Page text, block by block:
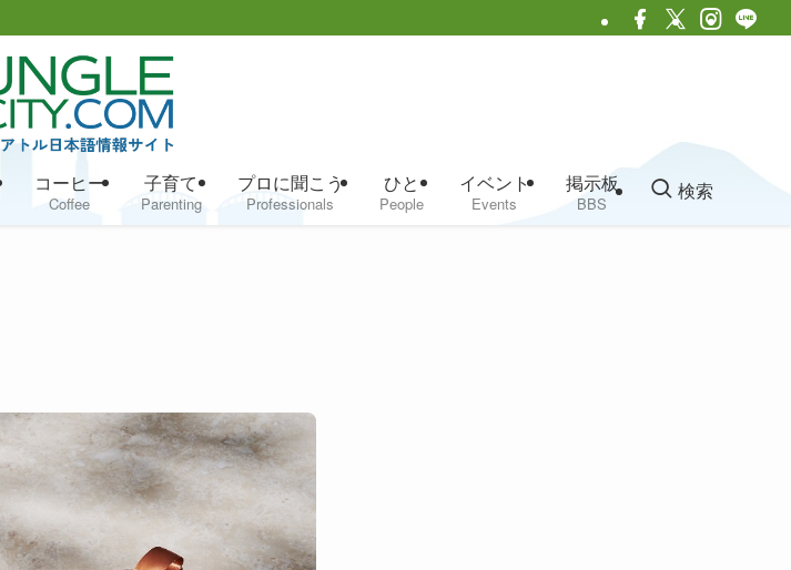
コーヒー
Coffee
子育て
Parenting
プロに聞こう
Professionals
ひと
People
イベント
Events
掲示板
BBS
検索